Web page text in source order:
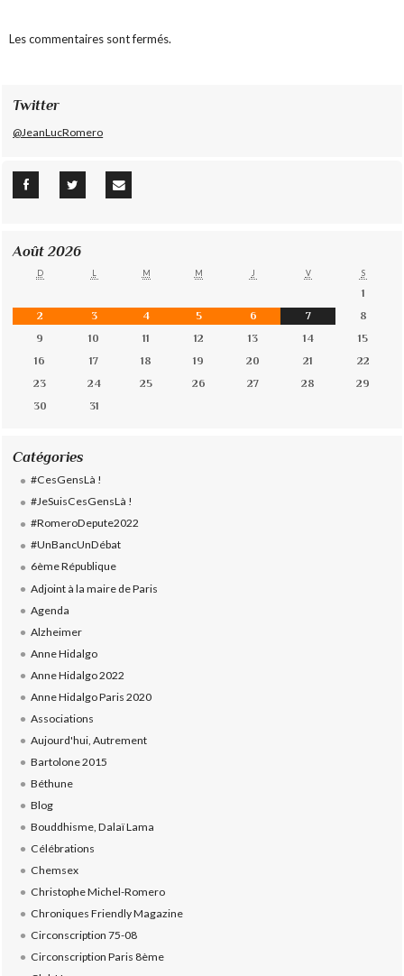
Les commentaires sont fermés.
Twitter
@JeanLucRomero
Août 2026
D L M M J V S
1
2
3 4 5 6 7
8
9
10 11 12 13 14
15
16
17 18 19 20 21
22
23
24 25 26 27 28
29
30
31
Catégories
#CesGensLà !
#JeSuisCesGensLà !
#RomeroDepute2022
#UnBancUnDébat
6ème République
Adjoint à la maire de Paris
Agenda
Alzheimer
Anne Hidalgo
Anne Hidalgo 2022
Anne Hidalgo Paris 2020
Associations
Aujourd'hui, Autrement
Bartolone 2015
Béthune
Blog
Bouddhisme, Dalaï Lama
Célébrations
Chemsex
Christophe Michel-Romero
Chroniques Friendly Magazine
Circonscription 75-08
Circonscription Paris 8ème